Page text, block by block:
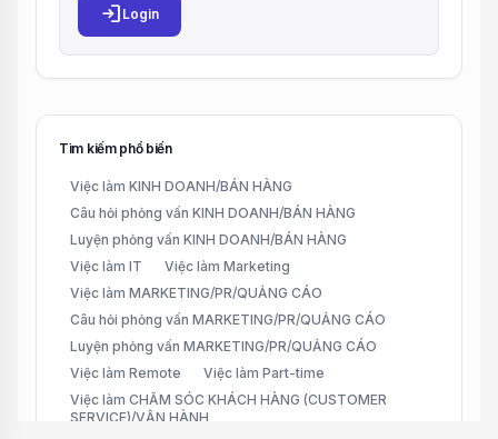
login Login
Tìm kiếm phổ biến
Việc làm KINH DOANH/BÁN HÀNG
Câu hỏi phỏng vấn KINH DOANH/BÁN HÀNG
Luyện phỏng vấn KINH DOANH/BÁN HÀNG
Việc làm IT
Việc làm Marketing
Việc làm MARKETING/PR/QUẢNG CÁO
Câu hỏi phỏng vấn MARKETING/PR/QUẢNG CÁO
Luyện phỏng vấn MARKETING/PR/QUẢNG CÁO
Việc làm Remote
Việc làm Part-time
Việc làm CHĂM SÓC KHÁCH HÀNG (CUSTOMER
SERVICE)/VẬN HÀNH